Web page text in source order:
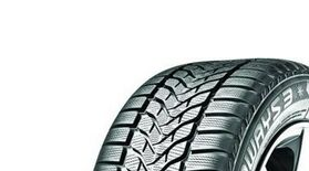
Osobné/crossover + malé úžitkové
SUV/crossover + OFFRoad-ové